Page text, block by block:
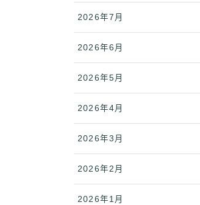
2026年7月
2026年6月
2026年5月
2026年4月
2026年3月
2026年2月
2026年1月